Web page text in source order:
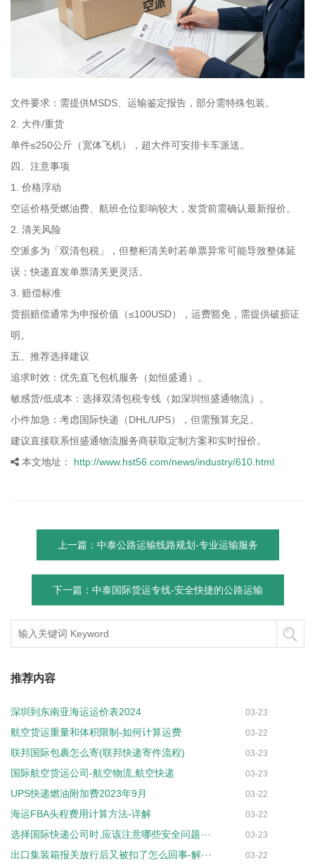
文件要求：需提供MSDS、运输鉴定报告，部分需特殊包装。
2. 大件/重货
单件≤250公斤（宽体飞机），超大件可安排卡车派送。
四、注意事项
1. 价格浮动
空运价格受燃油费、航班仓位影响较大，发货前需确认最新报价。
2. 清关风险
空派多为「双清包税」，但整柜清关时若单票异常可能导致整体延
误；快递直发单票清关更灵活。
3. 赔偿标准
货损赔偿通常为申报价值（≤100USD），运费豁免，需提供破损证
明。
五、推荐选择建议
追求时效：优先直飞包机服务（如恒盛通）。
敏感货/低成本：选择双清包税专线（如深圳恒盛通物流）。
小件加急：考虑国际快递（DHL/UPS），但需预算充足。
建议直接联系恒盛通物流服务商获取定制方案和实时报价。
本文地址：
http://www.hst56.com/news/industry/610.html
上一篇：中泰公路运输线路规划-专业运输服务
下一篇：中泰国际货运专线-安全快捷的公路运输
推荐内容
深圳到东南亚海运运价表2024 03-23
航空货运重量和体积限制-如何计算运费 03-22
联邦国际包裹怎么寄(联邦快递寄件流程) 03-23
国际航空货运公司-航空物流,航空快递 03-23
UPS快递燃油附加费2023年9月 03-22
海运FBA头程费用计算方法-详解 03-22
选择国际快递公司时,应该注意哪些安全问题··· 03-23
出口集装箱报关放行后又被扣了怎么回事-解··· 03-22